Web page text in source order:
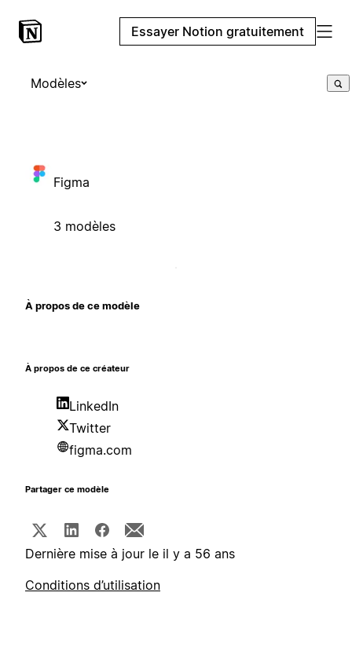
Essayer Notion gratuitement
Modèles
Figma
3 modèles
À propos de ce modèle
À propos de ce créateur
LinkedIn
Twitter
figma.com
Partager ce modèle
Dernière mise à jour le il y a 56 ans
Conditions d’utilisation